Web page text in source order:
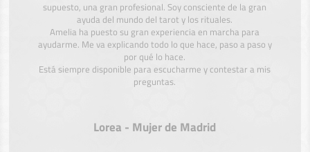
supuesto, una gran profesional. Soy consciente de la gran
ayuda del mundo del tarot y los rituales.
Amelia ha puesto su gran experiencia en marcha para
ayudarme. Me va explicando todo lo que hace, paso a paso y
por qué lo hace.
Está siempre disponible para escucharme y contestar a mis
preguntas.
Lorea - Mujer de Madrid